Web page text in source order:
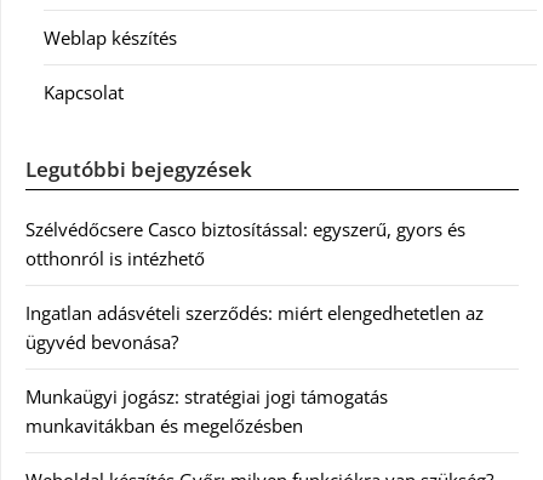
Weblap készítés
Kapcsolat
Legutóbbi bejegyzések
Szélvédőcsere Casco biztosítással: egyszerű, gyors és
otthonról is intézhető
Ingatlan adásvételi szerződés: miért elengedhetetlen az
ügyvéd bevonása?
Munkaügyi jogász: stratégiai jogi támogatás
munkavitákban és megelőzésben